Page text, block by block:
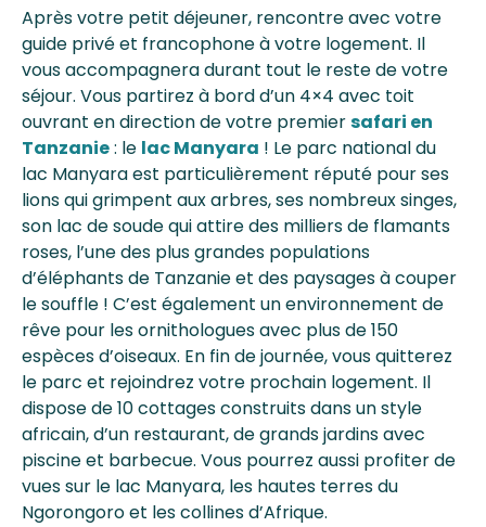
Après votre petit déjeuner, rencontre avec votre
guide privé et francophone à votre logement. Il
vous accompagnera durant tout le reste de votre
séjour. Vous partirez à bord d’un 4×4 avec toit
ouvrant en direction de votre premiersafari en
Tanzanie: le lac Manyara ! Le parc national du
lac Manyara est particulièrement réputé pour ses
lions qui grimpent aux arbres, ses nombreux singes,
son lac de soude qui attire des milliers de flamants
roses, l’une des plus grandes populations
d’éléphants de Tanzanie et des paysages à couper
le souffle ! C’est également un environnement de
rêve pour les ornithologues avec plus de 150
espèces d’oiseaux. En fin de journée, vous quitterez
le parc et rejoindrez votre prochain logement. Il
dispose de 10 cottages construits dans un style
africain, d’un restaurant, de grands jardins avec
piscine et barbecue. Vous pourrez aussi profiter de
vues sur le lac Manyara, les hautes terres du
Ngorongoro et les collines d’Afrique.